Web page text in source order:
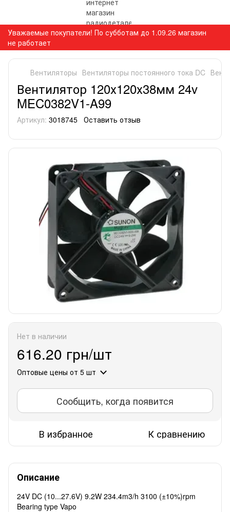
Уважаемые покупатели! По субботам до 1.09.26 магазин
не работает
Вентиляторы Вентиляторы постоянного тока DC
Вентилятор 120х120х38мм 24v
MEC0382V1-A99
Артикул: 3018745 Оставить отзыв
Нет в наличии
616.20 грн/шт
Оптовые цены от 5 шт
Сообщить, когда появится
В избранное К сравнению
Описание
24V DC (10...27.6V) 9.2W 234.4m3/h 3100 (±10%)rpm
Bearing type Vapo